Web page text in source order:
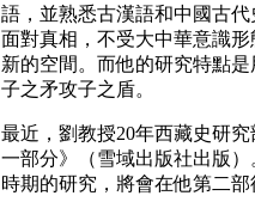
語，並熟悉古漢語和中國古
面對真相，不受大中華意識
新的空間。而他的研究特點
子之矛攻子之盾。
最近，劉教授20年西藏史研
一部分》（雪域出版社出版
時期的研究，將會在他第二部